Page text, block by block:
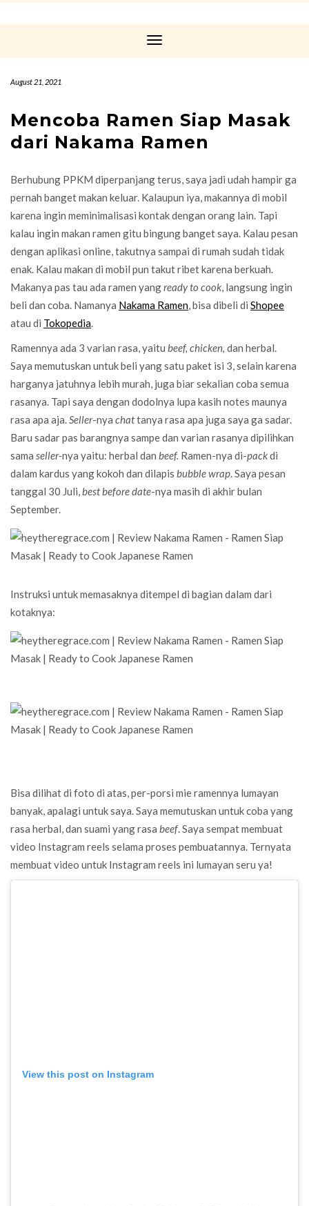
Toggle
August 21, 2021
Mencoba Ramen Siap Masak
dari Nakama Ramen
Berhubung PPKM diperpanjang terus, saya jadi udah hampir ga
pernah banget makan keluar. Kalaupun iya, makannya di mobil
karena ingin meminimalisasi kontak dengan orang lain. Tapi
kalau ingin makan ramen gitu bingung banget saya. Kalau pesan
dengan aplikasi online, takutnya sampai di rumah sudah tidak
enak. Kalau makan di mobil pun takut ribet karena berkuah.
Makanya pas tau ada ramen yangready to cook, langsung ingin
beli dan coba. Namanya Nakama Ramen, bisa dibeli di Shopee
atau di Tokopedia.
Ramennya ada 3 varian rasa, yaitu beef, chicken, dan herbal.
Saya memutuskan untuk beli yang satu paket isi 3, selain karena
harganya jatuhnya lebih murah, juga biar sekalian coba semua
rasanya. Tapi saya dengan dodolnya lupa kasih notes maunya
rasa apa aja.Seller-nya chattanya rasa apa juga saya ga sadar.
Baru sadar pas barangnya sampe dan varian rasanya dipilihkan
sama seller-nya yaitu: herbal dan beef. Ramen-nya di-packdi
dalam kardus yang kokoh dan dilapis bubble wrap. Saya pesan
tanggal 30 Juli,best beforedate-nya masih di akhir bulan
September.
Instruksi untuk memasaknya ditempel di bagian dalam dari
kotaknya:
Bisa dilihat di foto di atas, per-porsi mie ramennya lumayan
banyak, apalagi untuk saya. Saya memutuskan untuk coba yang
rasa herbal, dan suami yang rasa beef. Saya sempat membuat
video Instagram reels selama proses pembuatannya. Ternyata
membuat video untuk Instagram reels ini lumayan seru ya!
View this post on Instagram